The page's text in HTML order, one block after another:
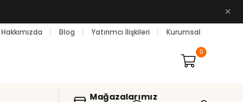
×
Hakkımızda Blog Yatırımcı İlişkileri Kurumsal
0
Mağazalarımız